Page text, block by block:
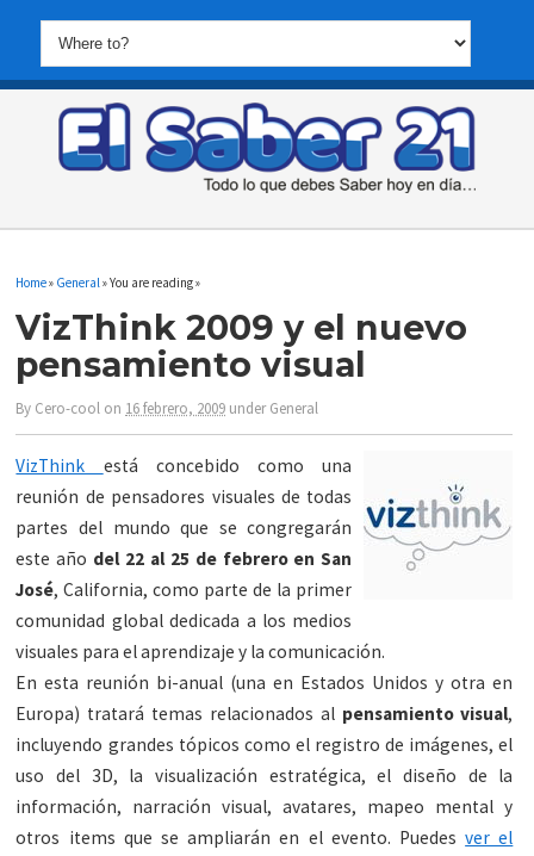
Home» General » You are reading »
VizThink 2009 y el nuevo
pensamiento visual
By Cero-cool on 16 febrero, 2009 underGeneral
VizThink está concebido como una
reunión de pensadores visuales de todas
partes del mundo que se congregarán
este año del 22 al 25 de febrero en San
José, California, como parte de la primer
comunidad global dedicada a los medios
visuales para el aprendizaje y la comunicación.
En esta reunión bi-anual (una en Estados Unidos y otra en
Europa) tratará temas relacionados al pensamiento visual,
incluyendo grandes tópicos como el registro de imágenes, el
uso del 3D, la visualización estratégica, el diseño de la
información, narración visual, avatares, mapeo mental y
otros items que se ampliarán en el evento. Puedesver el